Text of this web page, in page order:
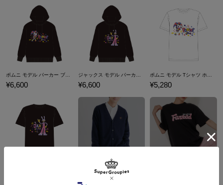
¥6,600 ¥6,600 ¥5,280
¥14,300